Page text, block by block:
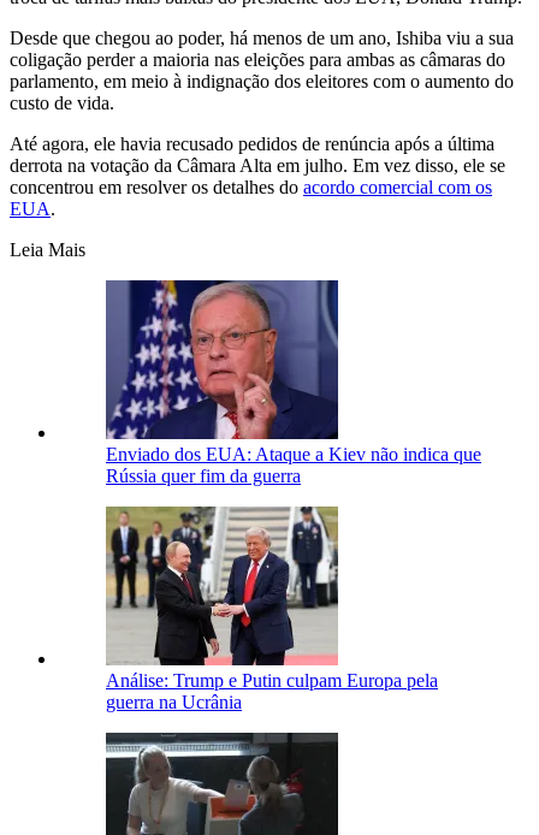
Desde que chegou ao poder, há menos de um ano, Ishiba viu a sua
coligação perder a maioria nas eleições para ambas as câmaras do
parlamento, em meio à indignação dos eleitores com o aumento do
custo de vida.
Até agora, ele havia recusado pedidos de renúncia após a última
derrota na votação da Câmara Alta em julho. Em vez disso, ele se
concentrou em resolver os detalhes do acordo comercial com os
EUA.
Leia Mais
Enviado dos EUA: Ataque a Kiev não indica que
Rússia quer fim da guerra
Análise: Trump e Putin culpam Europa pela
guerra na Ucrânia